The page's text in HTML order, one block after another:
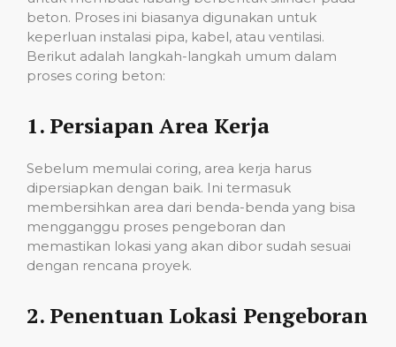
beton. Proses ini biasanya digunakan untuk
keperluan instalasi pipa, kabel, atau ventilasi.
Berikut adalah langkah-langkah umum dalam
proses coring beton:
1. Persiapan Area Kerja
Sebelum memulai coring, area kerja harus
dipersiapkan dengan baik. Ini termasuk
membersihkan area dari benda-benda yang bisa
mengganggu proses pengeboran dan
memastikan lokasi yang akan dibor sudah sesuai
dengan rencana proyek.
2. Penentuan Lokasi Pengeboran